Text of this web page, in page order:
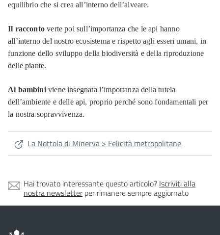
equilibrio che si crea all’interno dell’alveare.
Il raccontoverte poi sull’importanza che le api hanno
all’interno del nostro ecosistema e rispetto agli esseri umani, in
funzione dello sviluppo della biodiversità e della riproduzione
delle piante.
Ai bambiniviene insegnata l’importanza della tutela
dell’ambiente e delle api, proprio perché sono fondamentali per
la nostra sopravvivenza.
La Nottola di Minerva > Felicità metropolitane
Hai trovato interessante questo articolo? Iscriviti alla
nostra newsletterper rimanere sempre aggiornato